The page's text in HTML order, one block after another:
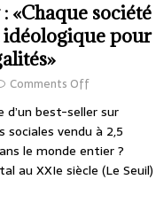
«Chaque société
pour
Comments Off
best-seller sur
sociales vendu à 2,5
le monde entier ?
au XXIe siècle (Le Seuil)